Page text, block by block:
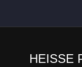
HEISSE